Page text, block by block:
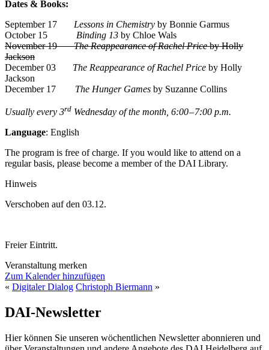
Dates & Books:
September 17 Lessons in Chemistry by Bonnie Garmus
October 15 Binding 13 by Chloe Wals
November 19The Reappearance of Rachel Priceby Holly
Jackson
December 03 The Reappearance of Rachel Price by Holly
Jackson
December 17 The Hunger Games by Suzanne Collins
Usually every 3rd Wednesday of the month, 6:00 – 7:00 p.m.
Language: English
The program is free of charge. If you would like to attend on a
regular basis, please become a member of the DAI Library.
Hinweis
Verschoben auf den 03.12.
Freier Eintritt.
Veranstaltung merken
Zum Kalender hinzufügen
« Digitaler Dialog Christoph Biermann »
DAI-Newsletter
Hier können Sie unseren wöchentlichen Newsletter abonnieren und